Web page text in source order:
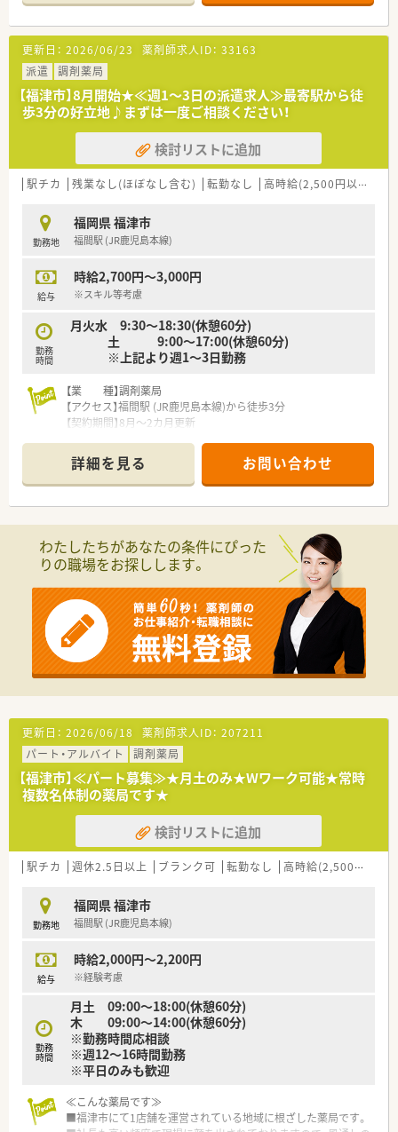
います。
【募集背景と求める人物像について】
■今後の体制強化とサービス向上に向けた増員のための募集で
ございます。
■人柄重視の採用のため、年齢や経験を問わずにご応募いただけ
ます。
■自己研鑽に励み、柔軟な対応ができる方を歓迎いたします。
【法人特徴について】
■佐賀県を中心に九州・関東に80店舗以上展開する老舗企業で
ございます。
定企業です。
■「薬のいらないくらしを提案する薬局」をコンセプトに地域に
貢献しています。
【想定されるキャリアイメージ】
■外来がん専門薬剤師や漢方専門薬剤師など専門的なキャリア
■希望に応じて本社業務や新規事業開発に携わることも可能で
ございます。
■豊富な研修制度や資格取得支援で着実にスキルアップできる
更新日： 2026/06/23 薬剤師求人ID： 33163
派遣
調剤薬局
【福津市】8月開始★≪週1～3日の派遣求人≫最寄駅から徒
歩3分の好立地♪まずは一度ご相談ください！
検討リストに追加
駅チカ 残業なし(ほぼなし含む) 転勤なし 高時給(2,500円以上)
勤務地
福岡県 福津市
福間駅 (JR鹿児島本線)
給与
時給2,700円～3,000円
※スキル等考慮
勤務
時間
月火水 9:30～18:30(休憩60分)
土 9:00～17:00(休憩60分)
※上記より週1～3日勤務
【業 種】調剤薬局
【アクセス】福間駅 (JR鹿児島本線)から徒歩3分
【契約期間】8月～2カ月更新
【勤務時間】
月火水 9:30～18:30(休憩60分)
土 9:00～17:00(休憩60分)
※上記より週1～3日勤務
【人員体制】
薬剤師：5名程度
********************************
＼手厚いサポートが魅力のファルマスタッフ／
■万全のサポート体制：2名体制で担当がつきしっかりサポート！
■各種保険を完備：社会保険(週20時間以上)/雇用保険/薬剤師賠
償責任保険
■充実の休暇制度：有給休暇(6ヶ月以上勤務)、夏季休暇、慶弔休
暇など
ご希望条件に合わせて求人をお探しします！
まずはお気軽にお問い合わせください。
詳細を見る お問い合わせ
わたしたちがあなたの条件にぴった
りの職場をお探しします。
更新日： 2026/06/18 薬剤師求人ID： 207211
パート・アルバイト
調剤薬局
【福津市】≪パート募集≫★月土のみ★Wワーク可能★常時
複数名体制の薬局です★
検討リストに追加
駅チカ 週休2.5日以上 ブランク可 転勤なし 高時給(2,500円以上)
勤務地
福岡県 福津市
福間駅 (JR鹿児島本線)
給与
時給2,000円～2,200円
※経験考慮
勤務
時間
月土 09:00～18:00(休憩60分)
木 09:00～14:00(休憩60分)
※勤務時間応相談
※週12～16時間勤務
※平日のみも歓迎
≪こんな薬局です≫
■福津市にて1店舗を運営されている地域に根ざした薬局です。